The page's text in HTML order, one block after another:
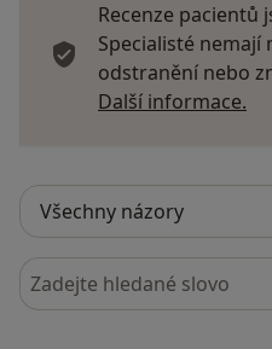
Recenze pacientů
Specialisté nemají
odstranění nebo
Další informace.
Hledejte v názorech